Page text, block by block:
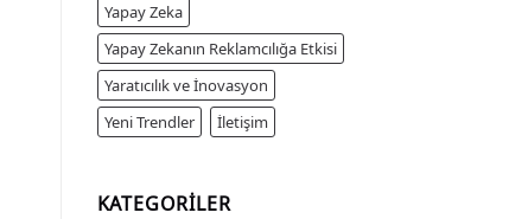
Yapay Zeka
Yapay Zekanın Reklamcılığa Etkisi
Yaratıcılık ve İnovasyon
Yeni Trendler
İletişim
KATEGORILER